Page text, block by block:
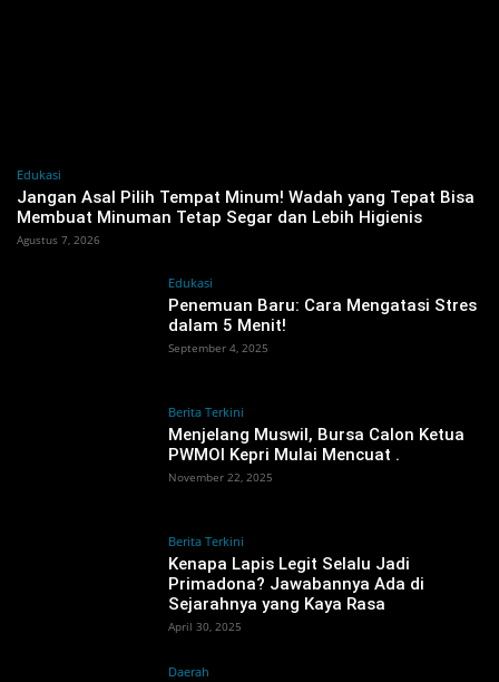
Edukasi
Jangan Asal Pilih Tempat Minum! Wadah yang Tepat Bisa
Membuat Minuman Tetap Segar dan Lebih Higienis
Agustus 7, 2026
Edukasi
Penemuan Baru: Cara Mengatasi Stres
dalam 5 Menit!
September 4, 2025
Berita Terkini
Menjelang Muswil, Bursa Calon Ketua
PWMOI Kepri Mulai Mencuat ‎.
November 22, 2025
Berita Terkini
Kenapa Lapis Legit Selalu Jadi
Primadona? Jawabannya Ada di
Sejarahnya yang Kaya Rasa
April 30, 2025
Daerah